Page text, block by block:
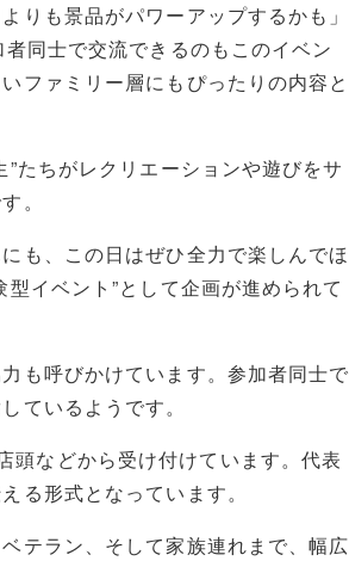
りも景品がパワーアップするかも」
同士で交流できるのもこのイベン
ファミリー層にもぴったりの内容と
たちがレクリエーションや遊びをサ
。
も、この日はぜひ全力で楽しんでほ
イベント”として企画が進められて
も呼びかけています。参加者同士で
ているようです。
頭などから受け付けています。代表
る形式となっています。
テラン、そして家族連れまで、幅広